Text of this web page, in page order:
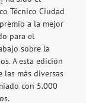
Técnico Ciudad
a la mejor
para el
sobre la
A esta edición
más diversas
con 5.000